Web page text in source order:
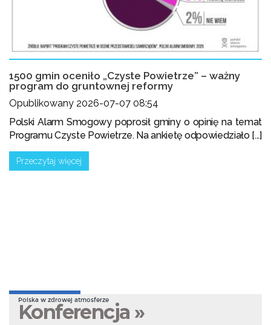
1500 gmin oceniło „Czyste Powietrze” – ważny
program do gruntownej reformy
Opublikowany 2026-07-07 08:54
Polski Alarm Smogowy poprosił gminy o opinię na temat
Programu Czyste Powietrze. Na ankietę odpowiedziało [...]
Przeczytaj więcej
Polska w zdrowej atmosferze
Konferencja »